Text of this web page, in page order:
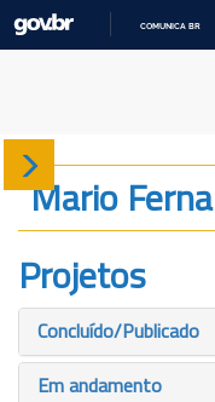
COMUNICA BR
Sobre
Produção
Projetos
Gráficos
Mario
Projetos
Concluído/Publicado
Em andamento